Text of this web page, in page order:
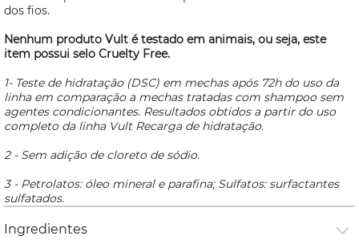
dos fios.
Nenhum produto Vult é testado em animais, ou seja, este
item possui selo Cruelty Free.
1- Teste de hidratação (DSC) em mechas após 72h do uso da
linha em comparação a mechas tratadas com shampoo sem
agentes condicionantes. Resultados obtidos a partir do uso
completo da linha Vult Recarga de hidratação.
2 - Sem adição de cloreto de sódio.
3 - Petrolatos: óleo mineral e parafina; Sulfatos: surfactantes
sulfatados.
Ingredientes